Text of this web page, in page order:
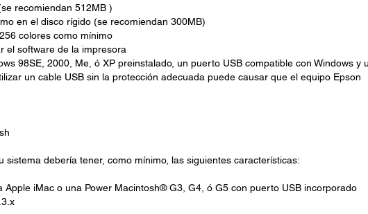
recomiendan 512MB )
en el disco rígido (se recomiendan 300MB)
colores como mínimo
el software de la impresora
98SE, 2000, Me, ó XP preinstalado, un puerto USB compatible con Windows y
un cable USB sin la protección adecuada puede causar que el equipo Epson
sistema debería tener, como mínimo, las siguientes características:
Apple iMac o una Power Macintosh® G3, G4, ó G5 con puerto USB incorporado